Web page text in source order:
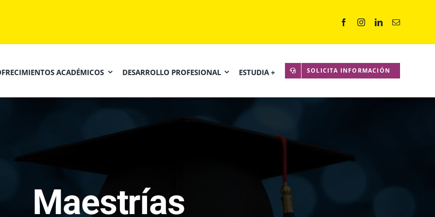
ACADÉMICOS DESARROLLO PROFESIONAL ESTUDIA + SOLICITA INFORMACIÓN
Maestrías